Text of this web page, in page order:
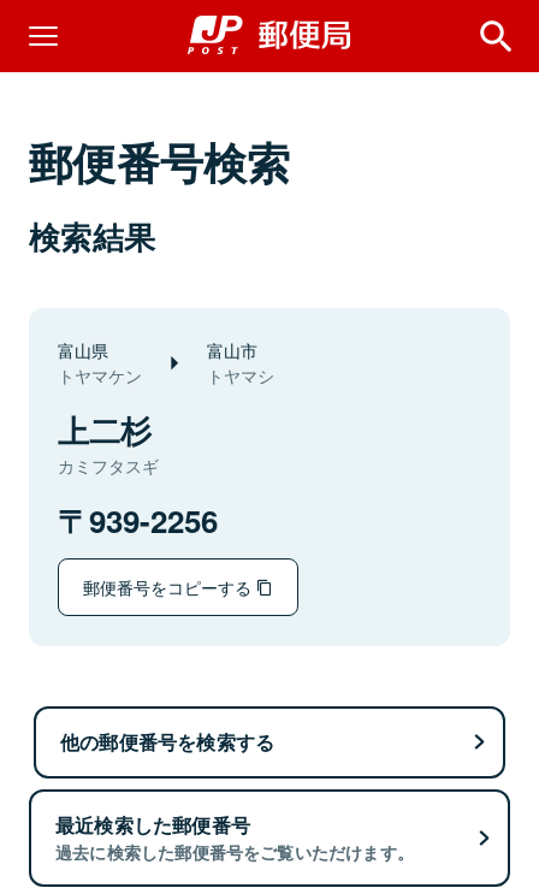
郵便番号検索
検索結果
富山県
トヤマケン
富山市
トヤマシ
上二杉
カミフタスギ
939-2256
郵便番号をコピーする
他の郵便番号を検索する
最近検索した郵便番号
過去に検索した郵便番号をご覧いただけます。